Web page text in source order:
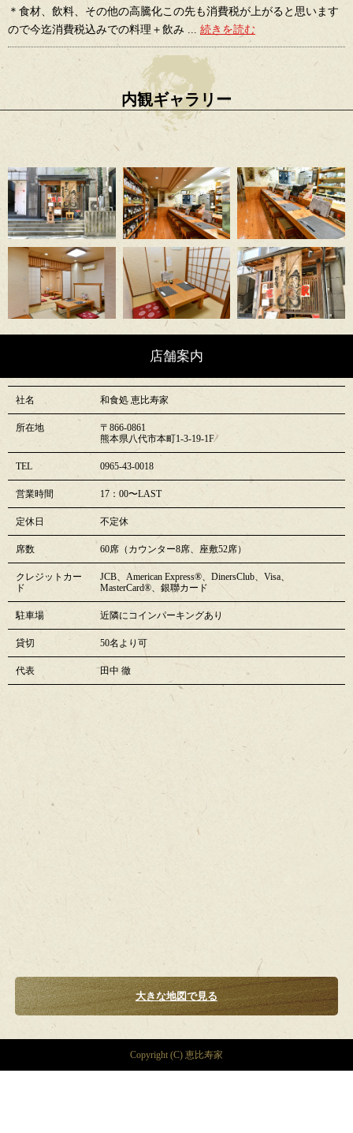
＊食材、飲料、その他の高騰化この先も消費税が上がると思います
ので今迄消費税込みでの料理＋飲み ... 続きを読む
内観ギャラリー
店舗案内
社名 和食処 恵比寿家
所在地
〒866-0861
熊本県八代市本町1-3-19-1F
TEL 0965-43-0018
営業時間 17：00〜LAST
定休日 不定休
席数 60席（カウンター8席、座敷52席）
クレジットカー
ド
JCB、American Express®、DinersClub、Visa、
MasterCard®、銀聯カード
駐車場 近隣にコインパーキングあり
貸切 50名より可
代表 田中 徹
大きな地図で見る
Copyright (C) 恵比寿家